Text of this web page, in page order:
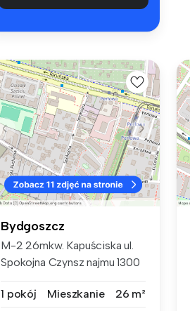
Bydgoszcz
M-2 26mkw. Kapuściska ul.
Spokojna Czynsz najmu 1300
1 pokój
Mieszkanie 26 m²